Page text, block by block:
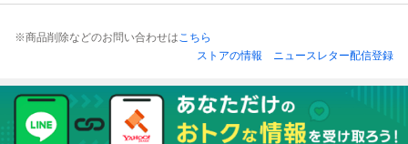
※商品削除などのお問い合わせはこちら
ストアの情報
ニュースレター配信登録